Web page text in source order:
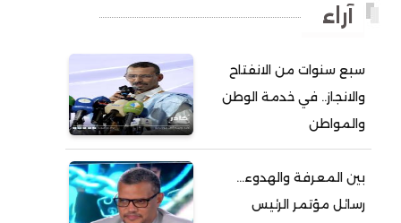
أحمد ولد باهيه
أحمد ولد داداه
أحمد ولد علال
أحمد ولد محمد ديدي
أحمد ولد يحيى
آراء
سبع سنوات من الانفتاح
والانجاز.. في خدمة الوطن
والمواطن
بين المعرفة والهدوء…
رسائل مؤتمر الرئيس